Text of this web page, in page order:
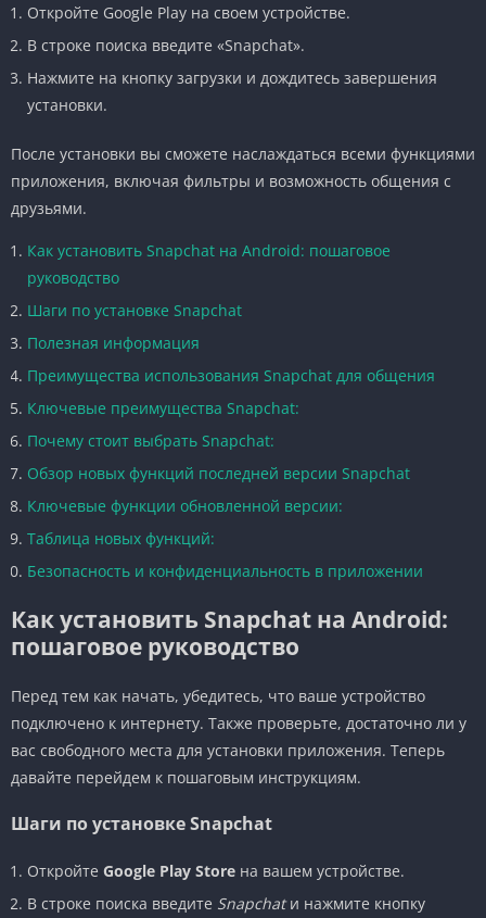
Откройте Google Play на своем устройстве.
В строке поиска введите «Snapchat».
Нажмите на кнопку загрузки и дождитесь завершения
установки.
После установки вы сможете наслаждаться всеми функциями
приложения, включая фильтры и возможность общения с
друзьями.
Как установить Snapchat на Android: пошаговое
руководство
Шаги по установке Snapchat
Полезная информация
Преимущества использования Snapchat для общения
Ключевые преимущества Snapchat:
Почему стоит выбрать Snapchat:
Обзор новых функций последней версии Snapchat
Ключевые функции обновленной версии:
Таблица новых функций:
Безопасность и конфиденциальность в приложении
Как установить Snapchat на Android:
пошаговое руководство
Перед тем как начать, убедитесь, что ваше устройство
подключено к интернету. Также проверьте, достаточно ли у
вас свободного места для установки приложения. Теперь
давайте перейдем к пошаговым инструкциям.
Шаги по установке Snapchat
Откройте Google Play Store на вашем устройстве.
В строке поиска введите Snapchatи нажмите кнопку